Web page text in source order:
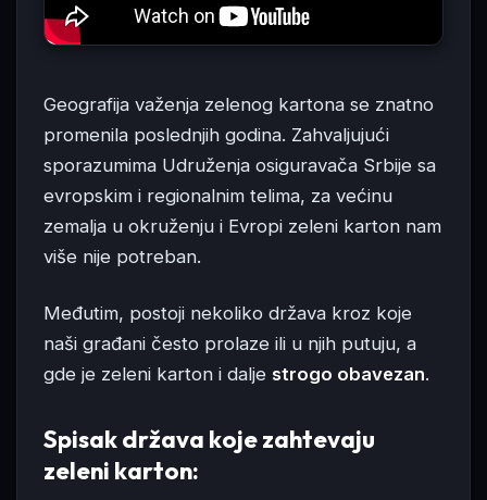
Geografija važenja zelenog kartona se znatno
promenila poslednjih godina. Zahvaljujući
sporazumima Udruženja osiguravača Srbije sa
evropskim i regionalnim telima, za većinu
zemalja u okruženju i Evropi zeleni karton nam
više nije potreban.
Međutim, postoji nekoliko država kroz koje
naši građani često prolaze ili u njih putuju, a
gde je zeleni karton i dalje strogo obavezan.
Spisak država koje zahtevaju
zeleni karton: